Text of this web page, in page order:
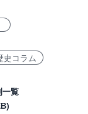
史コラム
一覧